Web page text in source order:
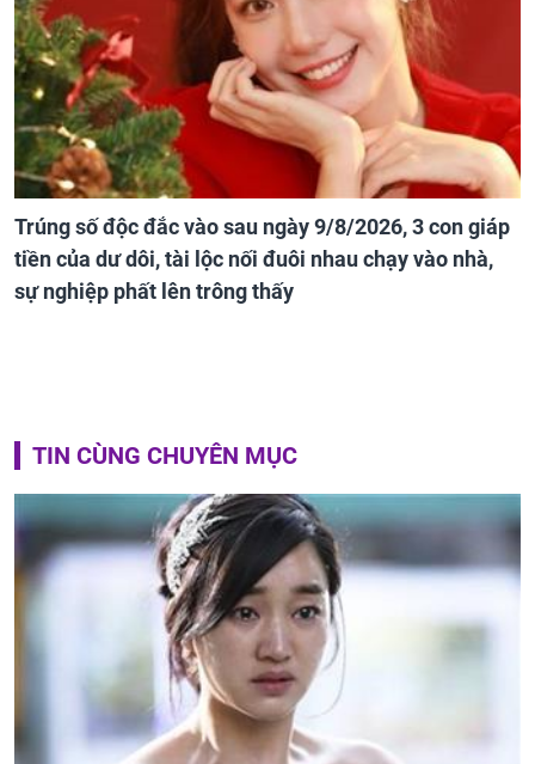
Trúng số độc đắc vào sau ngày 9/8/2026, 3 con giáp
tiền của dư dôi, tài lộc nối đuôi nhau chạy vào nhà,
sự nghiệp phất lên trông thấy
TIN CÙNG CHUYÊN MỤC